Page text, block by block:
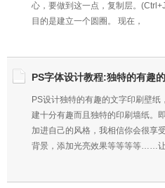
心，要做到这一点，复制层。
目的是建立一个圆圈。 现在，
PS字体设计教程:独特的有趣
PS设计独特的有趣的文字印刷壁
建十分有趣而且独特的印刷墙纸。
加进自己的风格，我相信你会很享
背景，添加光亮效果等等等等……